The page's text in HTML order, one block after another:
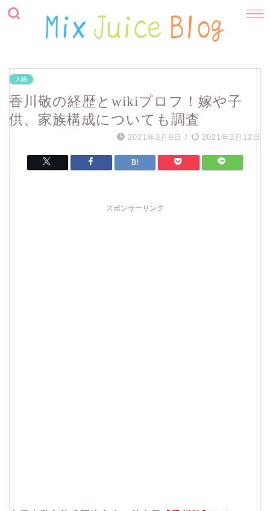
人物
香川敬の経歴とwikiプロフ！嫁や子
供、家族構成についても調査
2021年3月9日 / 2021年3月12日
スポンサーリンク